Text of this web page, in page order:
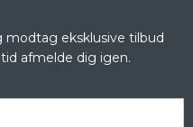
modtag eksklusive tilbud
afmelde dig igen.